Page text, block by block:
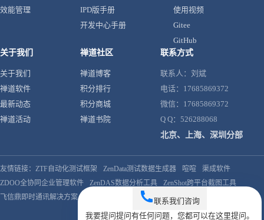
效能管理
IPD版手册
开发中心手册
使用视频
Gitee
GitHub
关于我们
关于我们
禅道软件
最新动态
禅道活动
禅道社区
禅道博客
积分排行
积分商城
禅道书院
联系方式
联系人：刘斌
电话：17685869372
微信：17685869372
Q Q：526288068
北京、上海、深圳分部
友情链接： ZTF自动化测试框架 ZenData测试数据生成器 喧喧
渠成软件
ZDOO全协同企业管理软件
ZenDAS数据分析工具
ZenShot跨平台截图工具
飞信鼎即时通讯解决方案
联系我们咨询
我要提问提问有任何问题，您都可以在这里提问。